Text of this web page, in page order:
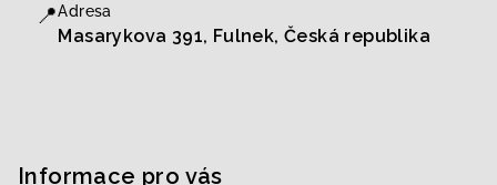
📍Adresa
Masarykova 391, Fulnek, Česká republika
Informace pro vás